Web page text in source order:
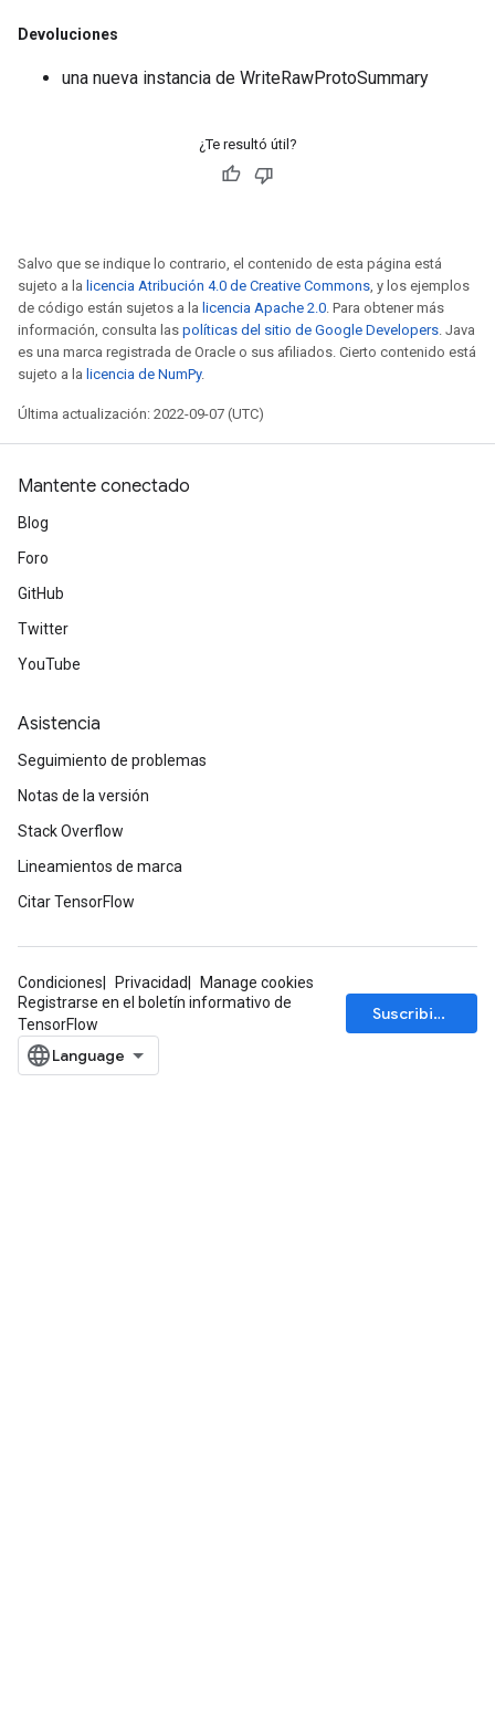
Devoluciones
una nueva instancia de WriteRawProtoSummary
¿Te resultó útil?
Salvo que se indique lo contrario, el contenido de esta página está
sujeto a la licencia Atribución 4.0 de Creative Commons, y los ejemplos
de código están sujetos a la licencia Apache 2.0. Para obtener más
información, consulta las políticas del sitio de Google Developers. Java
es una marca registrada de Oracle o sus afiliados. Cierto contenido está
sujeto a la licencia de NumPy.
Última actualización: 2022-09-07 (UTC)
Mantente conectado
Blog
Foro
GitHub
Twitter
YouTube
Asistencia
Seguimiento de problemas
Notas de la versión
Stack Overflow
Lineamientos de marca
Citar TensorFlow
Condiciones Privacidad
Manage cookies
Registrarse en el boletín informativo de
TensorFlow
Suscribirse